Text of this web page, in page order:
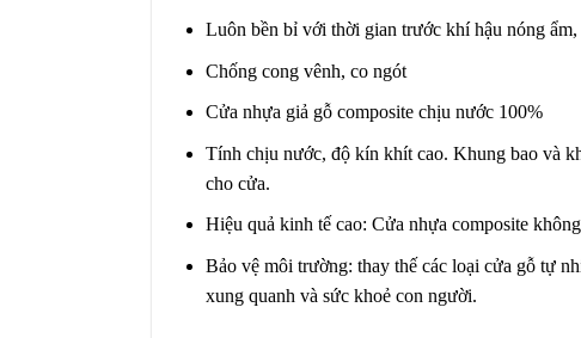
Luôn bền bỉ với thời gian trước khí hậu nóng ẩm,
Chống cong vênh, co ngót
Cửa nhựa giả gỗ composite chịu nước 100%
Tính chịu nước, độ kín khít cao. Khung bao và
cho cửa.
Hiệu quả kinh tế cao: Cửa nhựa composite
Bảo vệ môi trường: thay thế các loại cửa gỗ tự
xung quanh và sức khoẻ con người.